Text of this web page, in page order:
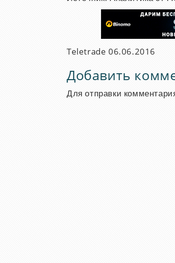
Teletrade 06.06.2016
Добавить
Для отправки